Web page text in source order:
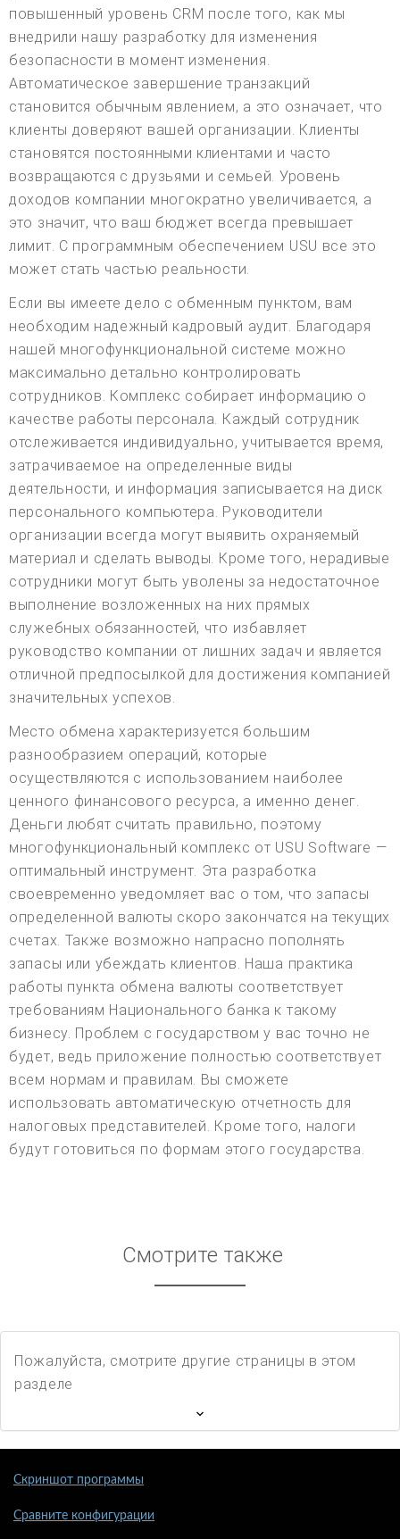
повышенный уровень CRM после того, как мы
внедрили нашу разработку для изменения
безопасности в момент изменения.
Автоматическое завершение транзакций
становится обычным явлением, а это означает, что
клиенты доверяют вашей организации. Клиенты
становятся постоянными клиентами и часто
возвращаются с друзьями и семьей. Уровень
доходов компании многократно увеличивается, а
это значит, что ваш бюджет всегда превышает
лимит. С программным обеспечением USU все это
может стать частью реальности.
Если вы имеете дело с обменным пунктом, вам
необходим надежный кадровый аудит. Благодаря
нашей многофункциональной системе можно
максимально детально контролировать
сотрудников. Комплекс собирает информацию о
качестве работы персонала. Каждый сотрудник
отслеживается индивидуально, учитывается время,
затрачиваемое на определенные виды
деятельности, и информация записывается на диск
персонального компьютера. Руководители
организации всегда могут выявить охраняемый
материал и сделать выводы. Кроме того, нерадивые
сотрудники могут быть уволены за недостаточное
выполнение возложенных на них прямых
служебных обязанностей, что избавляет
руководство компании от лишних задач и является
отличной предпосылкой для достижения компанией
значительных успехов.
Место обмена характеризуется большим
разнообразием операций, которые
осуществляются с использованием наиболее
ценного финансового ресурса, а именно денег.
Деньги любят считать правильно, поэтому
многофункциональный комплекс от USU Software —
оптимальный инструмент. Эта разработка
своевременно уведомляет вас о том, что запасы
определенной валюты скоро закончатся на текущих
счетах. Также возможно напрасно пополнять
запасы или убеждать клиентов. Наша практика
работы пункта обмена валюты соответствует
требованиям Национального банка к такому
бизнесу. Проблем с государством у вас точно не
будет, ведь приложение полностью соответствует
всем нормам и правилам. Вы сможете
использовать автоматическую отчетность для
налоговых представителей. Кроме того, налоги
будут готовиться по формам этого государства.
Смотрите также
Пожалуйста, смотрите другие страницы в этом
разделе
Скриншот программы
Сравните конфигурации